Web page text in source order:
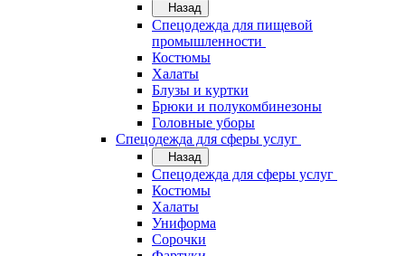
Назад
Спецодежда для пищевой
промышленности
Костюмы
Халаты
Блузы и куртки
Брюки и полукомбинезоны
Головные уборы
Спецодежда для сферы услуг
Назад
Спецодежда для сферы услуг
Костюмы
Халаты
Униформа
Сорочки